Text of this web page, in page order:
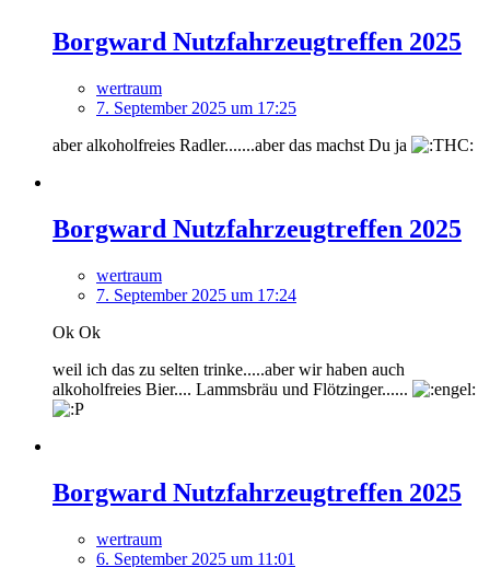
Borgward Nutzfahrzeugtreffen 2025
wertraum
7. September 2025 um 17:25
aber alkoholfreies Radler.......aber das machst Du ja
Borgward Nutzfahrzeugtreffen 2025
wertraum
7. September 2025 um 17:24
Ok Ok
weil ich das zu selten trinke.....aber wir haben auch
alkoholfreies Bier.... Lammsbräu und Flötzinger......
Borgward Nutzfahrzeugtreffen 2025
wertraum
6. September 2025 um 11:01